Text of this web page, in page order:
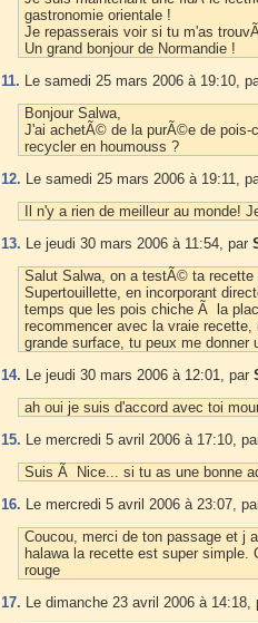
gastronomie orientale !
Je repasserais voir si tu m'as
Un grand bonjour de Normandie !
11. Le samedi 25 mars 2006 à 19:10,
Bonjour Salwa,
J'ai achetÃ© de la purÃ©e de pois-
recycler en houmouss ?
12. Le samedi 25 mars 2006 à 19:11,
Il n'y a rien de meilleur au monde!
13. Le jeudi 30 mars 2006 à 11:54, par
Salut Salwa, on a testÃ© ta
Supertouillette, en incorporant
temps que les pois chiche Ã la
recommencer avec la vraie
grande surface, tu peux me donner
14. Le jeudi 30 mars 2006 à 12:01, par
ah oui je suis d'accord avec toi
15. Le mercredi 5 avril 2006 à 17:10,
Suis Ã Nice... si tu as une bonne
16. Le mercredi 5 avril 2006 à 23:07,
Coucou, merci de ton passage et j
halawa la recette est super
rouge
17. Le dimanche 23 avril 2006 à 14:18,